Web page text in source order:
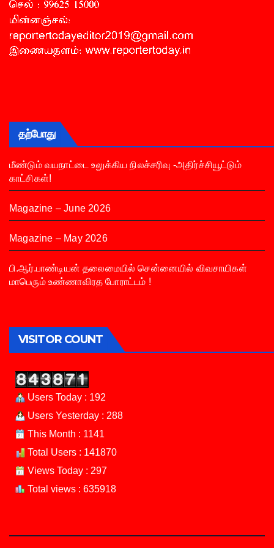
தற்போது
மீண்டும் வயநாட்டை உலுக்கிய நிலச்சரிவு -அதிர்ச்சியூட்டும்
காட்சிகள்!
Magazine – June 2026
Magazine – May 2026
பி.ஆர்.பாண்டியன் தலைமையில் சென்னையில் விவசாயிகள்
மாபெரும் உண்ணாவிரத போராட்டம் !
VISITOR COUNT
Users Today : 192
Users Yesterday : 288
This Month : 1141
Total Users : 141870
Views Today : 297
Total views : 635918